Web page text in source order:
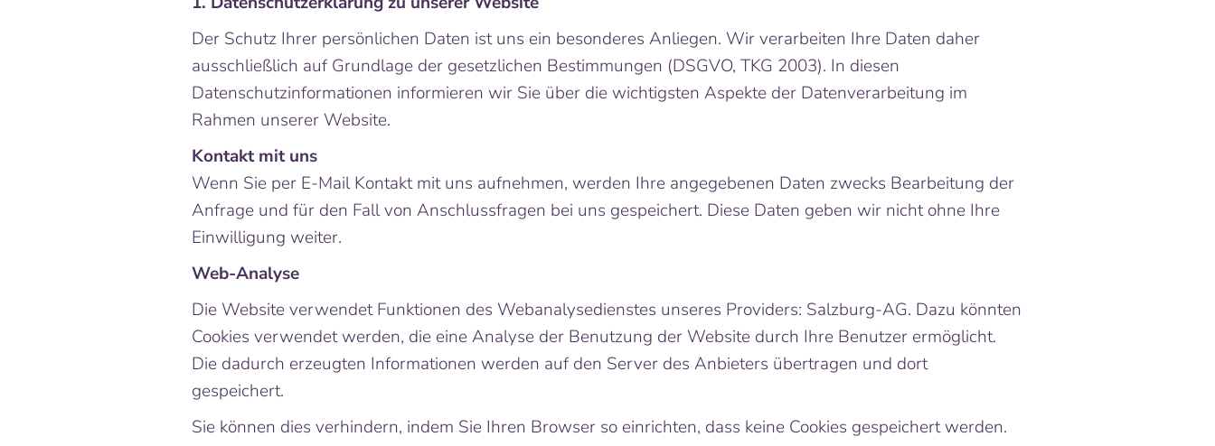
Der Schutz Ihrer persönlichen Daten ist uns ein besonderes Anliegen. Wir verarbeiten Ihre Daten daher
ausschließlich auf Grundlage der gesetzlichen Bestimmungen (DSGVO, TKG 2003). In diesen
Datenschutzinformationen informieren wir Sie über die wichtigsten Aspekte der Datenverarbeitung im
Rahmen unserer Website.
Kontakt mit uns
Wenn Sie per E-Mail Kontakt mit uns aufnehmen, werden Ihre angegebenen Daten zwecks Bearbeitung der
Anfrage und für den Fall von Anschlussfragen bei uns gespeichert. Diese Daten geben wir nicht ohne Ihre
Einwilligung weiter.
Web-Analyse
Die Website verwendet Funktionen des Webanalysedienstes unseres Providers: Salzburg-AG. Dazu könnten
Cookies verwendet werden, die eine Analyse der Benutzung der Website durch Ihre Benutzer ermöglicht.
Die dadurch erzeugten Informationen werden auf den Server des Anbieters übertragen und dort
gespeichert.
Sie können dies verhindern, indem Sie Ihren Browser so einrichten, dass keine Cookies gespeichert werden.